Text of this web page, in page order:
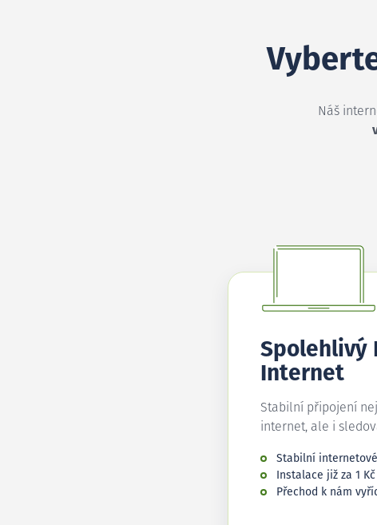
Náš
Spolehlivý
Internet
Stabilní připojení
internet, ale i
Stabilní
Instalace již za 1 Kč
Přechod k nám